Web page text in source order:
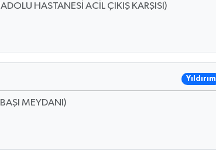
HASTANESİ ACİL ÇIKIŞ KARŞISI)
Yıldırım
MEYDANI)